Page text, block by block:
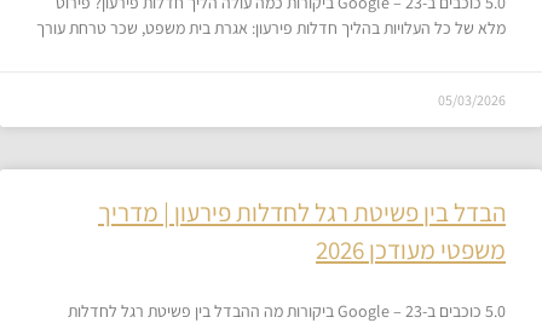
מלא של כל העלויות בהליך חדלות פירעון: אגרת בית משפט, שכר טרחת עורך
05/03/2026
הבדל בין פשיטת רגל לחדלות פירעון | מדריך
משפטי מעודכן 2026
5.0 כוכבים ב-Google – 23 ביקורות מה ההבדל בין פשיטת רגל לחדלות